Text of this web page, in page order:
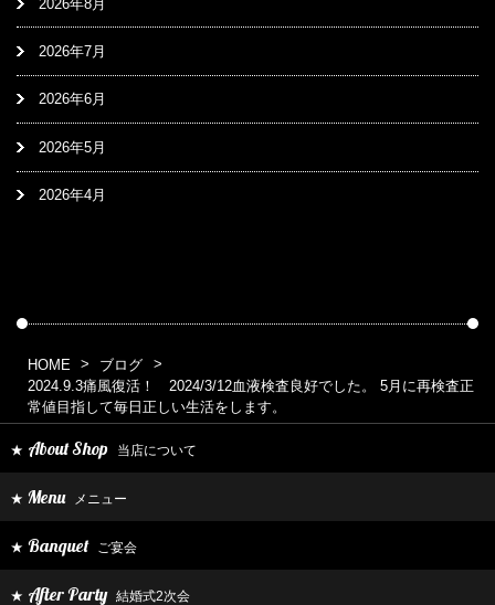
2026年8月
2026年7月
2026年6月
2026年5月
2026年4月
HOME
ブログ
2024.9.3痛風復活！ 2024/3/12血液検査良好でした。 5月に再検査正
常値目指して毎日正しい生活をします。
★ About Shop 当店について
★ Menu メニュー
★ Banquet ご宴会
★ After Party 結婚式2次会